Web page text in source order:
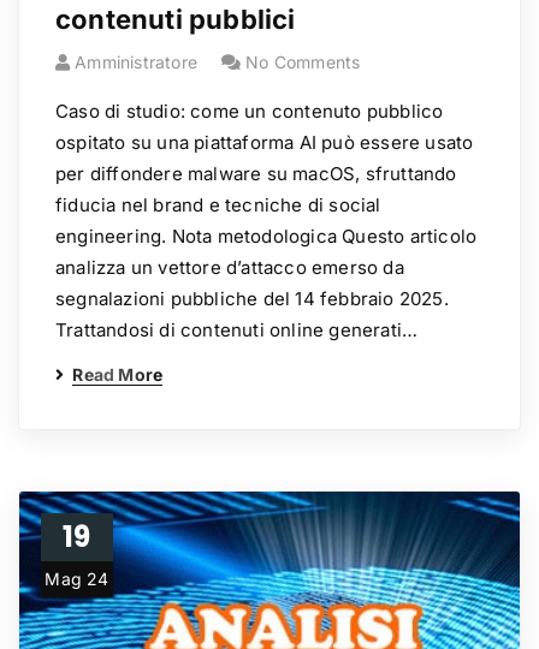
contenuti pubblici
Amministratore No Comments
Caso di studio: come un contenuto pubblico
ospitato su una piattaforma AI può essere usato
per diffondere malware su macOS, sfruttando
fiducia nel brand e tecniche di social
engineering. Nota metodologica Questo articolo
analizza un vettore d’attacco emerso da
segnalazioni pubbliche del 14 febbraio 2025.
Trattandosi di contenuti online generati…
Read More
19
Mag 24